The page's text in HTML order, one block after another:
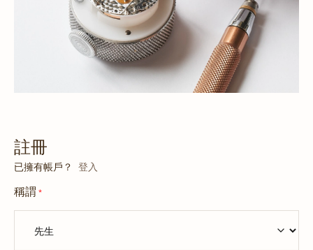
註冊
已擁有帳戶？ 登入
稱謂 *